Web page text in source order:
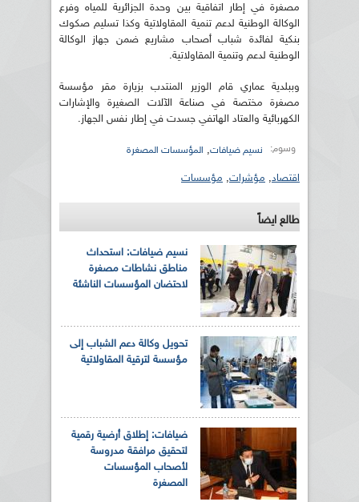
مصغرة في إطار اتفاقية بين وحدة الجزائرية للمياه وفرع
الوكالة الوطنية لدعم تنمية المقاولاتية وكذا تسليم صكوك
بنكية لفائدة شباب أصحاب مشاريع ضمن جهاز الوكالة
الوطنية لدعم وتنمية المقاولاتية.
وببلدية عماري قام الوزير المنتدب بزيارة مقر مؤسسة
مصغرة مختصة في صناعة الآلات الصغيرة والإشارات
الكهربائية والعتاد الهاتفي جسدت في إطار نفس الجهاز.
وسوم: نسيم ضيافات, المؤسسات المصغرة
اقتصاد, مؤشرات, مؤسسات
طالع ايضاً
نسيم ضيافات: استحداث
مناطق نشاطات مصغرة
لاحتضان المؤسسات الناشئة
تحويل وكالة دعم الشباب إلى
مؤسسة لترقية المقاولاتية
ضيافات: إطلاق أرضية رقمية
لتحقيق مرافقة مدروسة
لأصحاب المؤسسات
المصغرة